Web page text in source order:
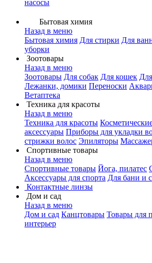
насосы
Бытовая химия
Назад в меню
Бытовая химия Для стирки Для
уборки
Зоотовары
Назад в меню
Зоотовары Для собак Для кошек
Лежанки, домики Переноски
Ветаптека
Техника для красоты
Назад в меню
Техника для красоты
аксессуары Приборы для укладки
стрижки волос Эпиляторы
Спортивные товары
Назад в меню
Спортивные товары Йога, пилатес
Аксессуары для спорта Для бани и
Контактные линзы
Дом и сад
Назад в меню
Дом и сад Канцтовары Товары для
интерьер